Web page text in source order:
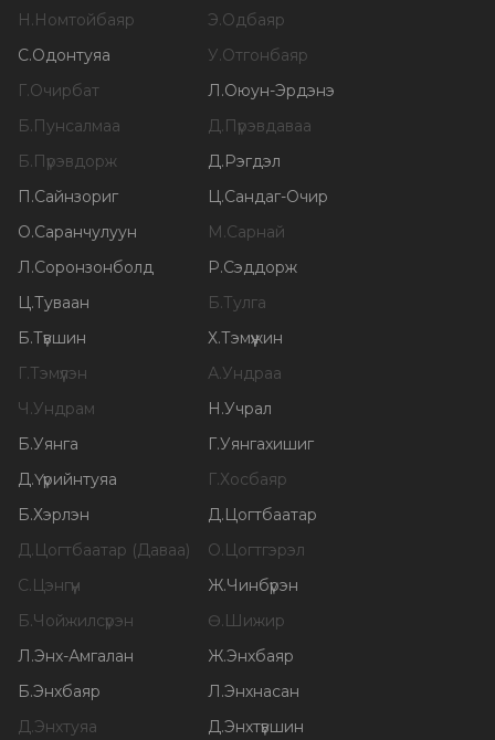
Н.Номтойбаяр Э.Одбаяр
С.Одонтуяа У.Отгонбаяр
Г.Очирбат Л.Оюун-Эрдэнэ
Б.Пунсалмаа Д.Пүрэвдаваа
Б.Пүрэвдорж Д.Рэгдэл
П.Сайнзориг Ц.Сандаг-Очир
О.Саранчулуун М.Сарнай
Л.Соронзонболд Р.Сэддорж
Ц.Туваан Б.Тулга
Б.Түвшин Х.Тэмүүжин
Г.Тэмүүлэн А.Ундраа
Ч.Ундрам Н.Учрал
Б.Уянга Г.Уянгахишиг
Д.Үүрийнтуяа Г.Хосбаяр
Б.Хэрлэн Д.Цогтбаатар
Д.Цогтбаатар (Даваа) О.Цогтгэрэл
С.Цэнгүүн Ж.Чинбүрэн
Б.Чойжилсүрэн Ө.Шижир
Л.Энх-Амгалан Ж.Энхбаяр
Б.Энхбаяр Л.Энхнасан
Д.Энхтуяа Д.Энхтүвшин